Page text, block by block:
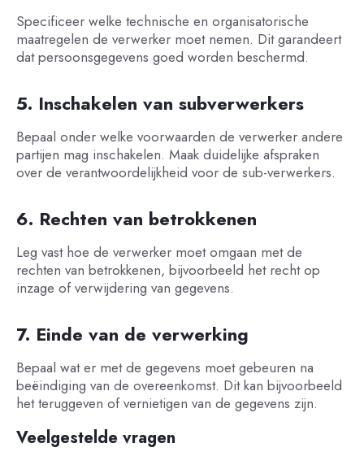
Specificeer welke technische en organisatorische
maatregelen de verwerker moet nemen. Dit garandeert
dat persoonsgegevens goed worden beschermd.
5. Inschakelen van subverwerkers
Bepaal onder welke voorwaarden de verwerker andere
partijen mag inschakelen. Maak duidelijke afspraken
over de verantwoordelijkheid voor de sub-verwerkers.
6. Rechten van betrokkenen
Leg vast hoe de verwerker moet omgaan met de
rechten van betrokkenen, bijvoorbeeld het recht op
inzage of verwijdering van gegevens.
7. Einde van de verwerking
Bepaal wat er met de gegevens moet gebeuren na
beëindiging van de overeenkomst. Dit kan bijvoorbeeld
het teruggeven of vernietigen van de gegevens zijn.
Veelgestelde vragen